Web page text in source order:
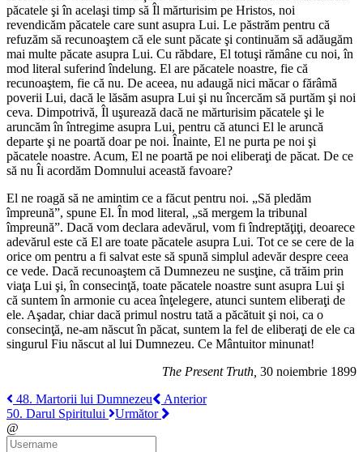
păcatele şi în acelaşi timp să Îl mărturisim pe Hristos, noi
revendicăm păcatele care sunt asupra Lui. Le păstrăm pentru că
refuzăm să recunoaştem că ele sunt păcate şi continuăm să adăugăm
mai multe păcate asupra Lui. Cu răbdare, El totuşi rămâne cu noi, în
mod literal suferind îndelung. El are păcatele noastre, fie că
recunoaştem, fie că nu. De aceea, nu adaugă nici măcar o fărâmă
poverii Lui, dacă le lăsăm asupra Lui şi nu încercăm să purtăm şi noi
ceva. Dimpotrivă, Îl uşurează dacă ne mărturisim păcatele şi le
aruncăm în întregime asupra Lui, pentru că atunci El le aruncă
departe şi ne poartă doar pe noi. Înainte, El ne purta pe noi şi
păcatele noastre. Acum, El ne poartă pe noi eliberaţi de păcat. De ce
să nu Îi acordăm Domnului această favoare?
El ne roagă să ne amintim ce a făcut pentru noi. „Să pledăm
împreună”, spune El. În mod literal, „să mergem la tribunal
împreună”. Dacă vom declara adevărul, vom fi îndreptăţiţi, deoarece
adevărul este că El are toate păcatele asupra Lui. Tot ce se cere de la
orice om pentru a fi salvat este să spună simplul adevăr despre ceea
ce vede. Dacă recunoaştem că Dumnezeu ne susţine, că trăim prin
viaţa Lui şi, în consecinţă, toate păcatele noastre sunt asupra Lui şi
că suntem în armonie cu acea înţelegere, atunci suntem eliberaţi de
ele. Aşadar, chiar dacă primul nostru tată a păcătuit şi noi, ca o
consecinţă, ne-am născut în păcat, suntem la fel de eliberaţi de ele ca
singurul Fiu născut al lui Dumnezeu. Ce Mântuitor minunat!
The Present Truth, 30 noiembrie 1899
48. Martorii lui Dumnezeu
Anterior
50. Darul Spiritului
Următor
@